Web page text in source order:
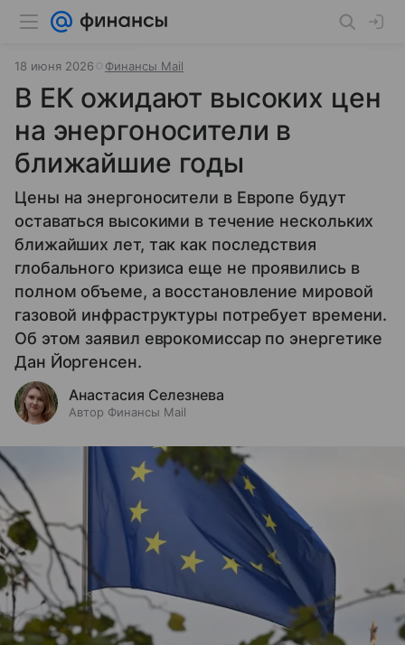
18 июня 2026 Финансы Mail
В ЕК ожидают высоких цен
на энергоносители в
ближайшие годы
Цены на энергоносители в Европе будут
оставаться высокими в течение нескольких
ближайших лет, так как последствия
глобального кризиса еще не проявились в
полном объеме, а восстановление мировой
газовой инфраструктуры потребует времени.
Об этом заявил еврокомиссар по энергетике
Дан Йоргенсен.
Анастасия Селезнева
Автор Финансы Mail